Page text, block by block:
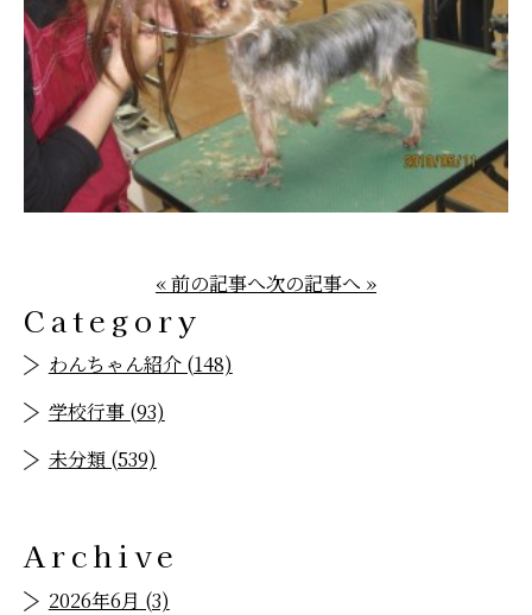
« 前の記事へ次の記事へ »
Category
わんちゃん紹介 (148)
学校行事 (93)
未分類 (539)
Archive
2026年6月 (3)